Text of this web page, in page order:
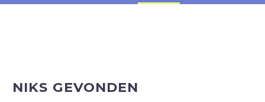
NIKS GEVONDEN